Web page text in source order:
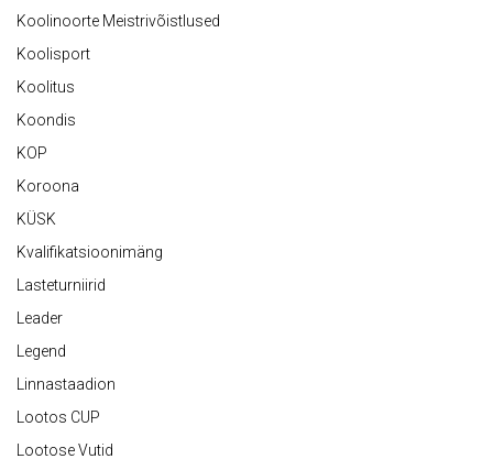
Koolinoorte Meistrivõistlused
Koolisport
Koolitus
Koondis
KOP
Koroona
KÜSK
Kvalifikatsioonimäng
Lasteturniirid
Leader
Legend
Linnastaadion
Lootos CUP
Lootose Vutid